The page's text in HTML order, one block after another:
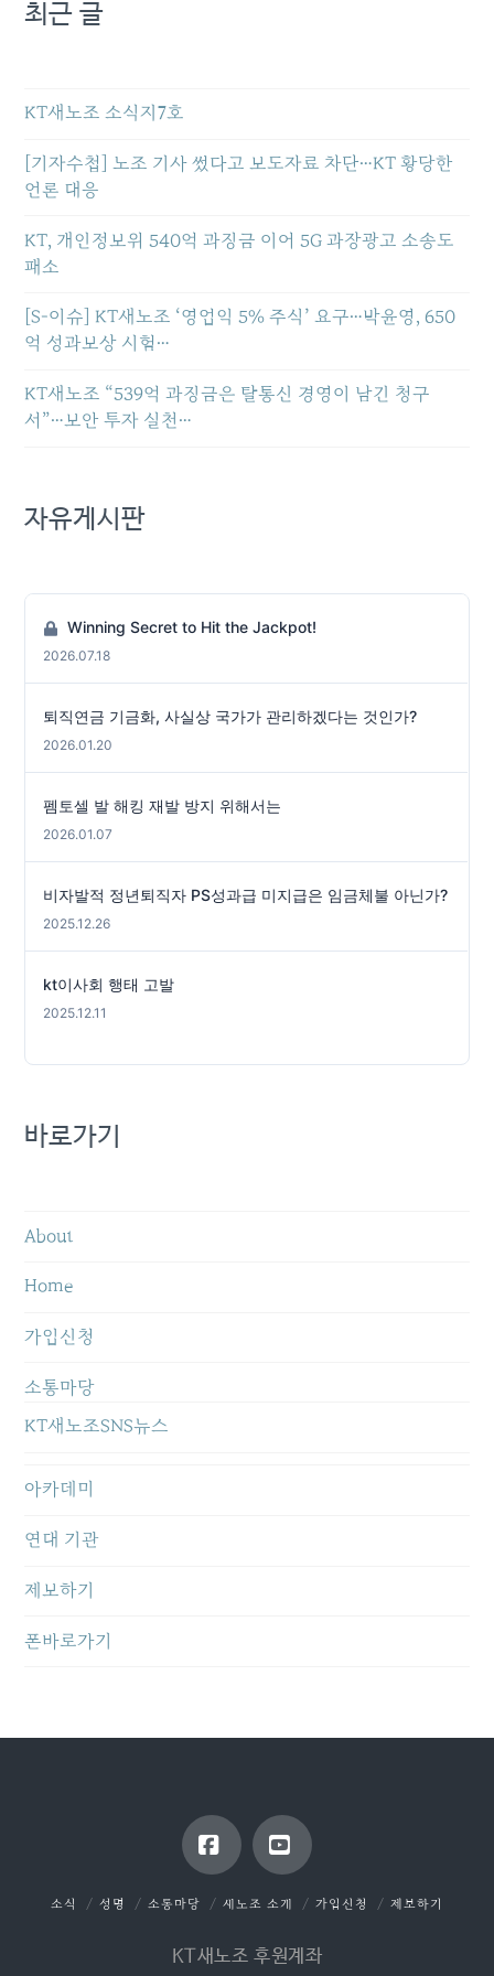
최근 글
KT새노조 소식지7호
[기자수첩] 노조 기사 썼다고 보도자료 차단…KT 황당한
언론 대응
KT, 개인정보위 540억 과징금 이어 5G 과장광고 소송도
패소
[S-이슈] KT새노조 ‘영업익 5% 주식’ 요구…박윤영, 650
억 성과보상 시험…
KT새노조 “539억 과징금은 탈통신 경영이 남긴 청구
서”…보안 투자 실천…
자유게시판
Winning Secret to Hit the Jackpot!
2026.07.18
퇴직연금 기금화, 사실상 국가가 관리하겠다는 것인가?
2026.01.20
펨토셀 발 해킹 재발 방지 위해서는
2026.01.07
비자발적 정년퇴직자 PS성과급 미지급은 임금체불 아닌가?
2025.12.26
kt이사회 행태 고발
2025.12.11
바로가기
About
Home
가입신청
소통마당
KT새노조SNS뉴스
아카데미
연대 기관
제보하기
폰바로가기
FacebookYouTube
소식 성명 소통마당 새노조 소개 가입신청 제보하기
KT새노조 후원계좌